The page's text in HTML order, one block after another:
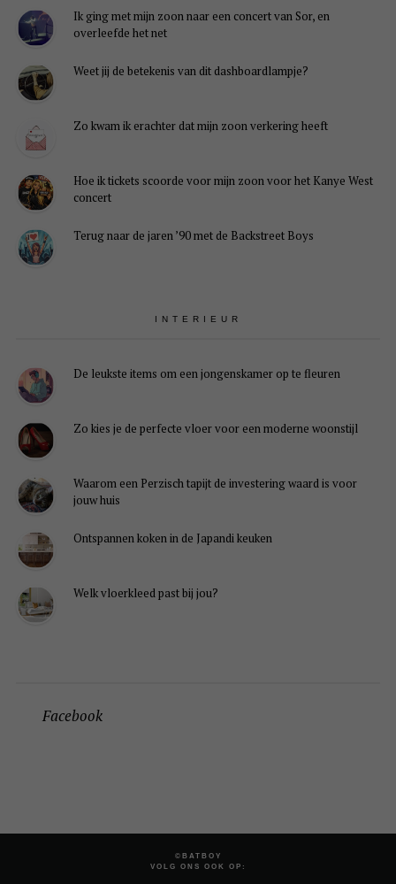
Ik ging met mijn zoon naar een concert van Sor, en
overleefde het net
Weet jij de betekenis van dit dashboardlampje?
Zo kwam ik erachter dat mijn zoon verkering heeft
Hoe ik tickets scoorde voor mijn zoon voor het Kanye West
concert
Terug naar de jaren ’90 met de Backstreet Boys
INTERIEUR
De leukste items om een jongenskamer op te fleuren
Zo kies je de perfecte vloer voor een moderne woonstijl
Waarom een Perzisch tapijt de investering waard is voor
jouw huis
Ontspannen koken in de Japandi keuken
Welk vloerkleed past bij jou?
Facebook
©BATBOY
VOLG ONS OOK OP: